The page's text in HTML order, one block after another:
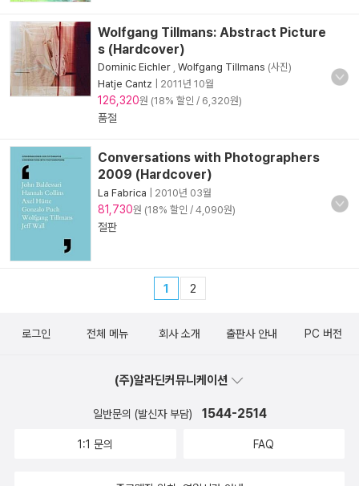
Wolfgang Tillmans: Abstract Picture
s (Hardcover)
Dominic Eichler Wolfgang Tillmans (사진)
Hatje Cantz
2011년 10월
126,320원 (18% 할인 / 6,320원)
품절
Conversations with Photographers
2009 (Hardcover)
La Fabrica 2010년 03월
81,730원 (18% 할인 / 4,090원)
절판
1 2
로그인 전체 메뉴 회사 소개 출판사 안내 PC 버전
(주)알라딘커뮤니케이션
일반문의 (발신자 부담) 1544-2514
1:1 문의 FAQ